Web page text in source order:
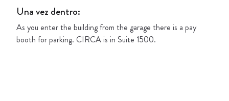
Una vez dentro:
As you enter the building from the garage there is a pay
booth for parking. CIRCA is in Suite 1500.